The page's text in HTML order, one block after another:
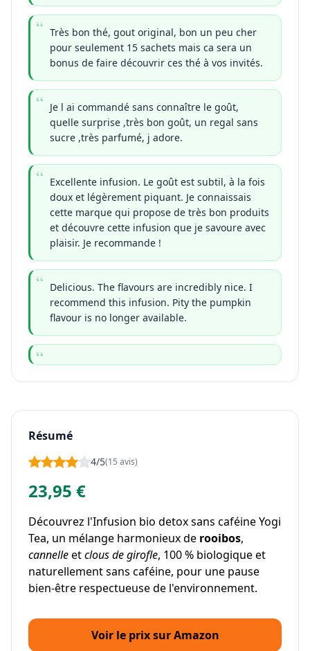
Très bon thé, gout original, bon un peu cher
pour seulement 15 sachets mais ca sera un
bonus de faire découvrir ces thé à vos invités.
Je l ai commandé sans connaître le goût,
quelle surprise ,très bon goût, un regal sans
sucre ,très parfumé, j adore.
Excellente infusion. Le goût est subtil, à la fois
doux et légèrement piquant. Je connaissais
cette marque qui propose de très bon produits
et découvre cette infusion que je savoure avec
plaisir. Je recommande !
Delicious. The flavours are incredibly nice. I
recommend this infusion. Pity the pumpkin
flavour is no longer available.
Résumé
4/5(15 avis)
23,95 €
Découvrez l'Infusion bio detox sans caféine Yogi
Tea, un mélange harmonieux de rooibos,
cannelleetclous de girofle, 100 % biologique et
naturellement sans caféine, pour une pause
bien-être respectueuse de l'environnement.
Voir le prix sur Amazon